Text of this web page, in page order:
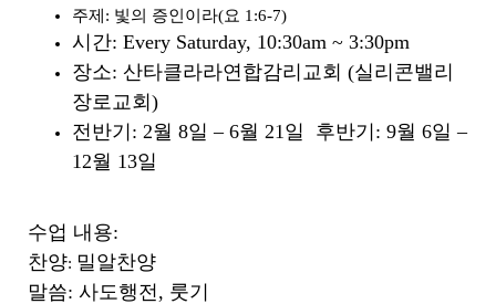
주제: 빛의 증인이라(요 1:6-7)
시간: Every Saturday, 10:30am ~ 3:30pm
장소: 산타클라라연합감리교회 (실리콘밸리
장로교회)
전반기: 2월 8일 – 6월 21일 후반기: 9월 6일 –
12월 13일
수업 내용:
찬양: 밀알찬양
말씀: 사도행전, 룻기